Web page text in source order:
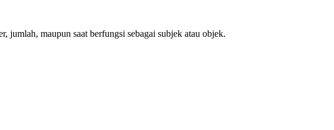
jumlah, maupun saat berfungsi sebagai subjek atau objek.